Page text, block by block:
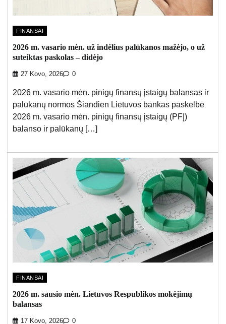
FINANSAI
2026 m. vasario mėn. už indėlius palūkanos mažėjo, o už
suteiktas paskolas – didėjo
27 Kovo, 2026 0
2026 m. vasario mėn. pinigų finansų įstaigų balansas ir
palūkanų normos Šiandien Lietuvos bankas paskelbė
2026 m. vasario mėn. pinigų finansų įstaigų (PFĮ)
balanso ir palūkanų […]
FINANSAI
2026 m. sausio mėn. Lietuvos Respublikos mokėjimų
balansas
17 Kovo, 2026 0